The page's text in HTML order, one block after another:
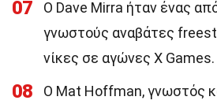
07
Ο Dave Mirra ήταν ένας
γνωστούς αναβάτες
νίκες σε αγώνες X Games.
08
Ο Mat Hoffman, γνωστός